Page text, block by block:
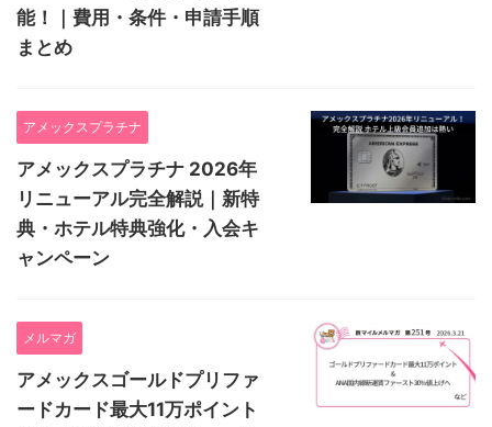
能！｜費用・条件・申請手順
まとめ
アメックスプラチナ
アメックスプラチナ 2026年
リニューアル完全解説｜新特
典・ホテル特典強化・入会キ
ャンペーン
メルマガ
アメックスゴールドプリファ
ードカード最大11万ポイント